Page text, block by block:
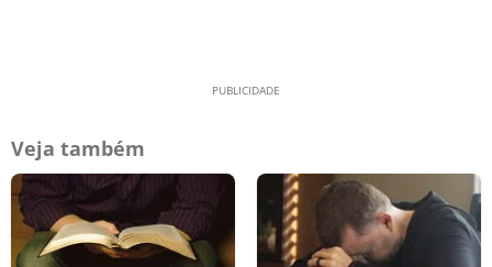
Veja também